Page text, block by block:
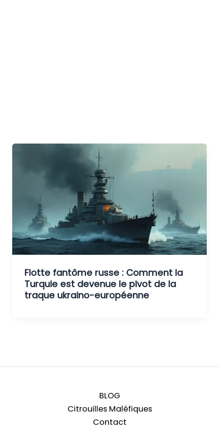
Flotte fantôme russe : Comment la
Turquie est devenue le pivot de la
traque ukraino-européenne
BLOG
Citrouilles Maléfiques
Contact